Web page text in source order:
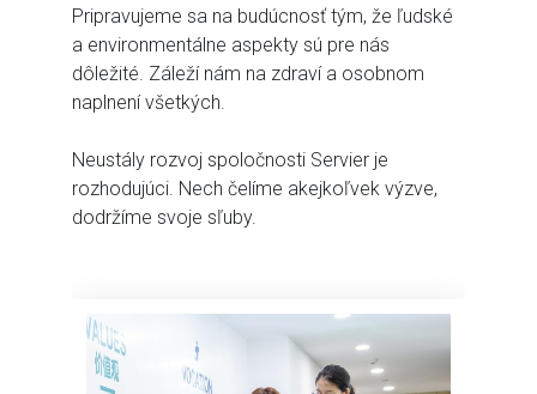
Pripravujeme sa na budúcnosť tým, že ľudské
a environmentálne aspekty sú pre nás
dôležité. Záleží nám na zdraví a osobnom
naplnení všetkých.
Neustály rozvoj spoločnosti Servier je
rozhodujúci. Nech čelíme akejkoľvek výzve,
dodržíme svoje sľuby.